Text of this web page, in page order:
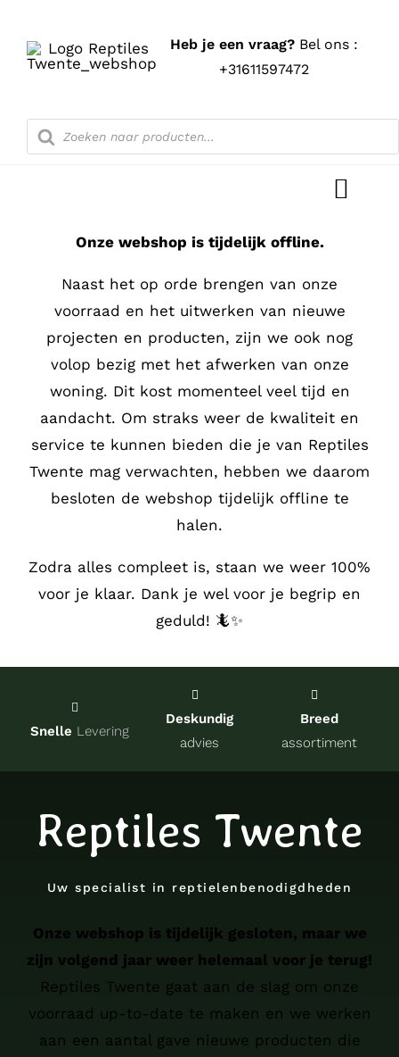
naar
inhoud
Producten
zoeken
Heb je een vraag? Bel ons :
+31611597472
Blog
Service
Contact
Onze webshop is tijdelijk offline.
Naast het op orde brengen van onze
voorraad en het uitwerken van nieuwe
projecten en producten, zijn we ook nog
volop bezig met het afwerken van onze
woning. Dit kost momenteel veel tijd en
aandacht. Om straks weer de kwaliteit en
service te kunnen bieden die je van Reptiles
Twente mag verwachten, hebben we daarom
besloten de webshop tijdelijk offline te
halen.
Zodra alles compleet is, staan we weer 100%
voor je klaar. Dank je wel voor je begrip en
geduld! 🦎✨
Snelle Levering
Deskundig
advies
Breed
assortiment
Reptiles Twente
Uw specialist in reptielenbenodigdheden
Onze webshop is tijdelijk gesloten, maar we
zijn volgend jaar weer helemaal voor je terug!
Reptiles Twente gaat aan de slag om onze
voorraad up-to-date te maken en we werken
aan een aantal gave nieuwe producten die